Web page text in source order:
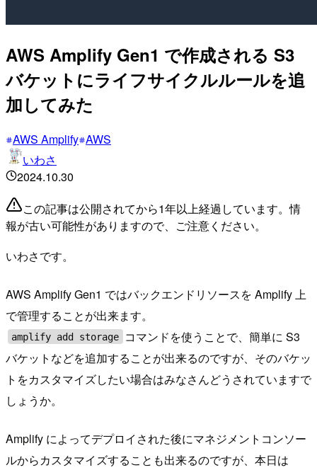
AWS Amplify Gen1 で作成される S3
バケットにライフサイクルルールを追
加してみた
AWS Amplify AWS
いわさ
2024.10.30
この記事は公開されてから1年以上経過しています。情
報が古い可能性がありますので、ご注意ください。
いわさです。
AWS Amplify Gen1 ではバックエンドリソースを Amplify 上
で管理することが出来ます。
amplify add storage
コマンドを使うことで、簡単に S3
バケットなどを追加することが出来るのですが、そのバケッ
トをカスタマイズしたい場合はみなさんどうされていますで
しょうか。
Amplify によってデプロイされた後にマネジメントコンソー
ルからカスタマイズすることも出来るのですが、本日は